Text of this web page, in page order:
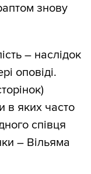
знову
– наслідок
оповіді.
в яких часто
співця
– Вільяма